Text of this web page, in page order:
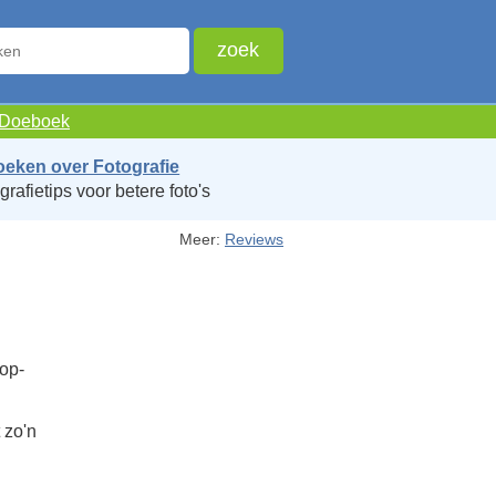
over Fotografie
voor betere foto's
Meer: Reviews
zo'n